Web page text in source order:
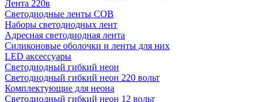
Лента 220в
Светодиодные ленты COB
Наборы светодиодных лент
Адресная светодиодная лента
Силиконовые оболочки и ленты для них
LED аксессуары
Светодиодный гибкий неон
Светодиодный гибкий неон 220 вольт
Комплектующие для неона
Светодиодный гибкий неон 12 вольт